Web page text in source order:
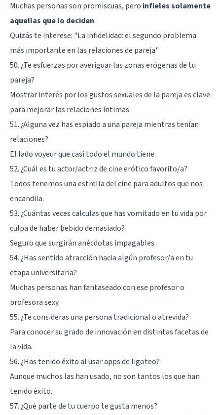
Muchas personas son promiscuas, pero infieles solamente
aquellas que lo deciden.
Quizás te interese: "La infidelidad: el segundo problema
más importante en las relaciones de pareja"
50. ¿Te esfuerzas por averiguar las zonas erógenas de tu
pareja?
Mostrar interés por los gustos sexuales de la pareja es clave
para mejorar las relaciones íntimas.
51. ¿Alguna vez has espiado a una pareja mientras tenían
relaciones?
El lado voyeur que casi todo el mundo tiene.
52. ¿Cuál es tu actor/actriz de cine erótico favorito/a?
Todos tenemos una estrella del cine para adultos que nos
encandila.
53. ¿Cuántas veces calculas que has vomitado en tu vida por
culpa de haber bebido demasiado?
Seguro que surgirán anécdotas impagables.
54. ¿Has sentido atracción hacia algún profesor/a en tu
etapa universitaria?
Muchas personas han fantaseado con ese profesor o
profesora sexy.
55. ¿Te consideras una persona tradicional o atrevida?
Para conocer su grado de innovación en distintas facetas de
la vida.
56. ¿Has tenido éxito al usar apps de ligoteo?
Aunque muchos las han usado, no son tantos los que han
tenido éxito.
57. ¿Qué parte de tu cuerpo te gusta menos?